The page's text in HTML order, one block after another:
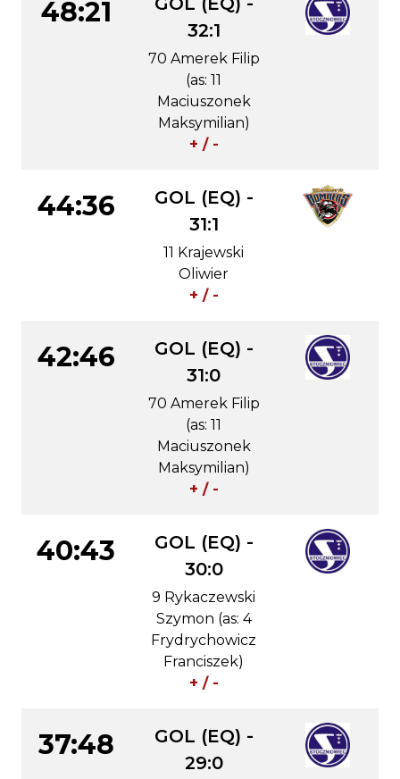
48:21
32:1
70 Amerek Filip
(as: 11
Maciuszonek
Maksymilian)
+ / -
44:36
GOL (EQ) -
31:1
11 Krajewski
Oliwier
+ / -
42:46
GOL (EQ) -
31:0
70 Amerek Filip
(as: 11
Maciuszonek
Maksymilian)
+ / -
40:43
GOL (EQ) -
30:0
9 Rykaczewski
Szymon (as: 4
Frydrychowicz
Franciszek)
+ / -
37:48
GOL (EQ) -
29:0